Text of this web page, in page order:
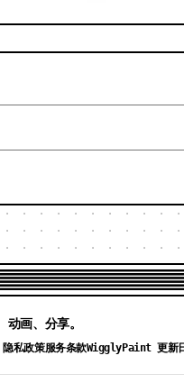
画、分享。
私政策服务条款WigglyPaint 更新